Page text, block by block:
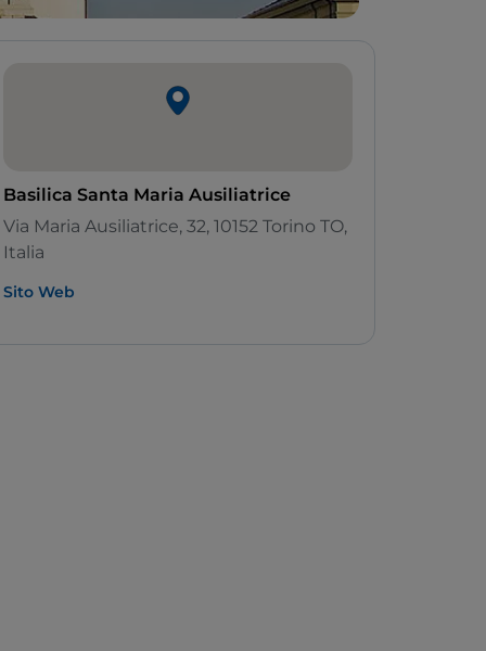
Basilica Santa Maria Ausiliatrice
Via Maria Ausiliatrice, 32, 10152 Torino TO,
Italia
Sito Web